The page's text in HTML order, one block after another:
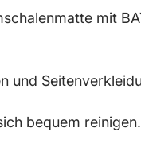
mit
und
bequem reinigen.